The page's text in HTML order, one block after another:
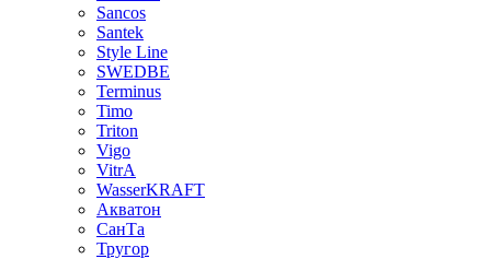
Sancos
Santek
Style Line
SWEDBE
Terminus
Timo
Triton
Vigo
VitrA
WasserKRAFT
Акватон
СанТа
Тругор